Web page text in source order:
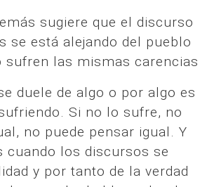
sugiere que el discurso
se está alejando del pueblo
sufren las mismas carencias
duele de algo o por algo es
Si no lo sufre, no
no puede pensar igual. Y
cuando los discursos se
y por tanto de la verdad